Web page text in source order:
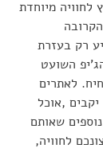
מיוחדת
רק בעזרת
השועט
לאתרים
,אוכל
שאותם
לחוויה,